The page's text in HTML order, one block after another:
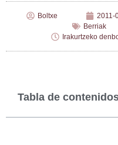
Boltxe 2011-
Berriak
Irakurtzeko
Tabla de